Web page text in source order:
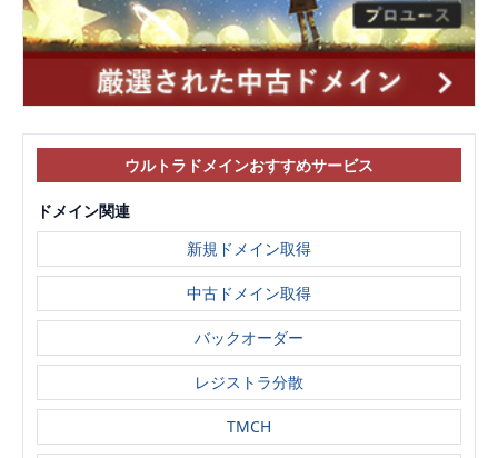
ウルトラドメインおすすめサービス
ドメイン関連
新規ドメイン取得
中古ドメイン取得
バックオーダー
レジストラ分散
TMCH